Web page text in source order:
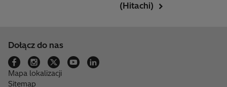
(Hitachi)
Dołącz do nas
Mapa lokalizacji
Sitemap